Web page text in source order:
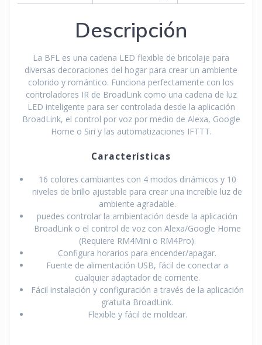
Descripción
La BFL es una cadena LED flexible de bricolaje para
diversas decoraciones del hogar para crear un ambiente
colorido y romántico. Funciona perfectamente con los
controladores IR de BroadLink como una cadena de luz
LED inteligente para ser controlada desde la aplicación
BroadLink, el control por voz por medio de Alexa, Google
Home o Siri y las automatizaciones IFTTT.
Características
16 colores cambiantes con 4 modos dinámicos y 10
niveles de brillo ajustable para crear una increíble luz de
ambiente agradable.
puedes controlar la ambientación desde la aplicación
BroadLink o el control de voz con Alexa/Google Home
(Requiere RM4Mini o RM4Pro).
Configura horarios para encender/apagar.
Fuente de alimentación USB, fácil de conectar a
cualquier adaptador de corriente.
Fácil instalación y configuración a través de la aplicación
gratuita BroadLink.
Flexible y fácil de moldear.